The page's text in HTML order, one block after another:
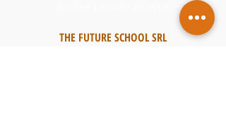
THE FUTURE SCHOOL SRL